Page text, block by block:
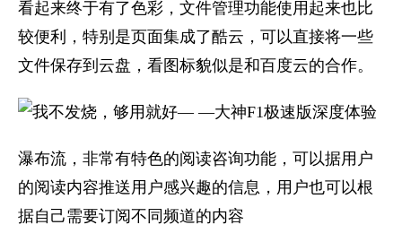
看起来终于有了色彩，文件管理功能使用起来也比
较便利，特别是页面集成了酷云，可以直接将一些
文件保存到云盘，看图标貌似是和百度云的合作。
瀑布流，非常有特色的阅读咨询功能，可以据用户
的阅读内容推送用户感兴趣的信息，用户也可以根
据自己需要订阅不同频道的内容